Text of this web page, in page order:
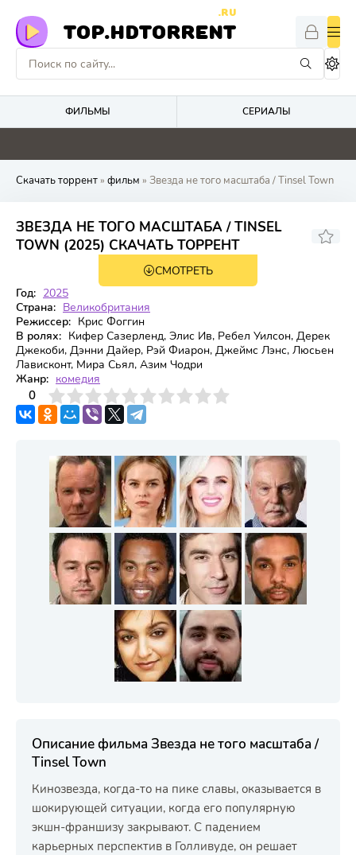
TOP.HDTORRENT
.RU
ФИЛЬМЫ СЕРИАЛЫ
0 0 0 0
Скачать торрент» фильм » Звезда не того масштаба / Tinsel Town
ЗВЕЗДА НЕ ТОГО МАСШТАБА / TINSEL
TOWN (2025) СКАЧАТЬ ТОРРЕНТ
5.2
СМОТРЕТЬ
Год: 2025
Страна: Великобритания
Режиссер: Крис Фоггин
В ролях: Кифер Сазерленд, Элис Ив, Ребел Уилсон, Дерек
Джекоби, Дэнни Дайер, Рэй Фиарон, Джеймс Лэнс, Люсьен
Лависконт, Мира Сьял, Азим Чодри
Жанр: комедия
0
4 6 7 8 9 10
Описание фильма Звезда не того масштаба /
Tinsel Town
Кинозвезда, когда-то на пике славы, оказывается в
шокирующей ситуации, когда его популярную
экшн-франшизу закрывают. С падением
карьерных перспектив в Голливуде, он решает